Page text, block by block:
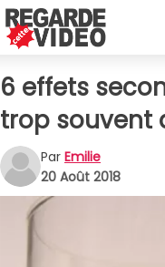
6 effets
trop souvent
Par Emilie
20 Août 2018